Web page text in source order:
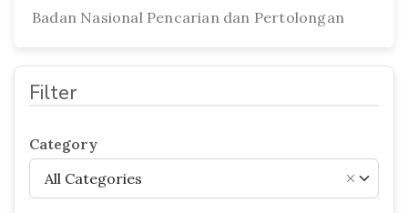
Badan Nasional Pencarian dan Pertolongan
Filter
Category
×
All Categories